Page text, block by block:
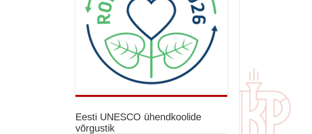
Eesti UNESCO ühendkoolide
võrgustik